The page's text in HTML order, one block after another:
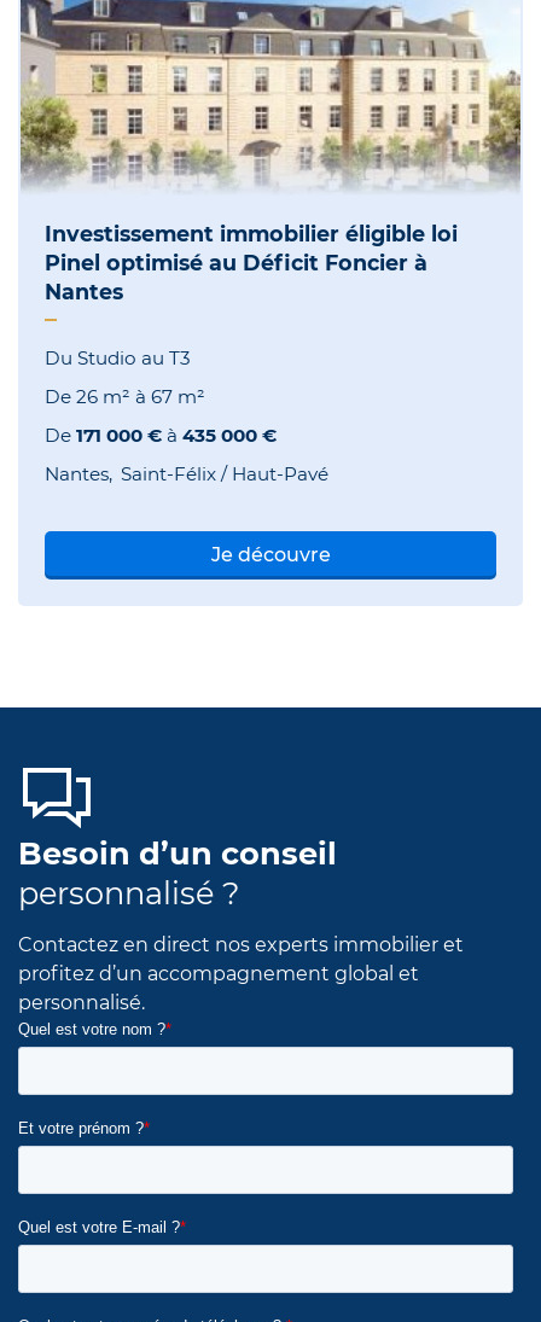
Investissement immobilier éligible loi
Pinel optimisé au Déficit Foncier à
Nantes
Du Studio au T3
De 26 m² à 67 m²
De 171 000 € à 435 000 €
Nantes Saint-Félix / Haut-Pavé
Je découvre
Besoin d’un conseil
personnalisé ?
Contactez en direct nos experts immobilier et
profitez d’un accompagnement global et
personnalisé.